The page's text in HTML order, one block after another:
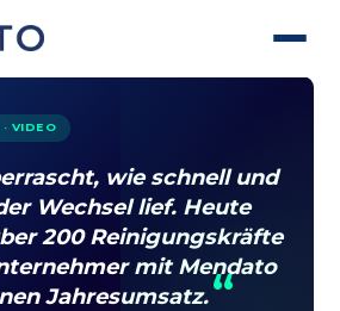
VIDEO
wie schnell und
Wechsel lief. Heute
200 Reinigungskräfte
mit Mendato
Jahresumsatz.